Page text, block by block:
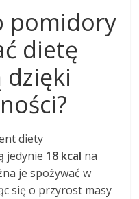
pomidory
dietę
dzięki
diety
jedynie 18 kcal na
je spożywać w
się o przyrost masy